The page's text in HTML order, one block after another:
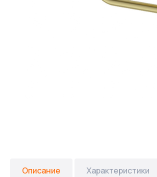
Описание Характеристики